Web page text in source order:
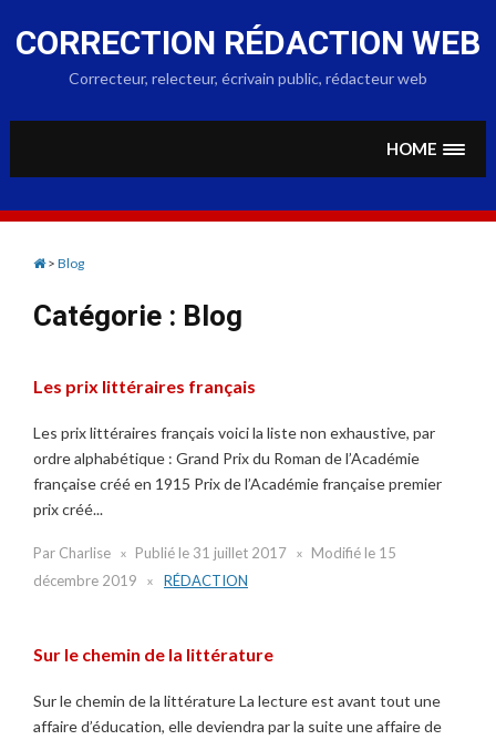
to
content
CORRECTION RÉDACTION WEB
Correcteur, relecteur, écrivain public, rédacteur web
HOME
> Blog
Catégorie : Blog
Les prix littéraires français
Les prix littéraires français voici la liste non exhaustive, par
ordre alphabétique : Grand Prix du Roman de l’Académie
française créé en 1915 Prix de l’Académie française premier
prix créé...
Par Charlise Publié le 31 juillet 2017 Modifié le 15
décembre 2019
RÉDACTION
Sur le chemin de la littérature
Sur le chemin de la littérature La lecture est avant tout une
affaire d’éducation, elle deviendra par la suite une affaire de